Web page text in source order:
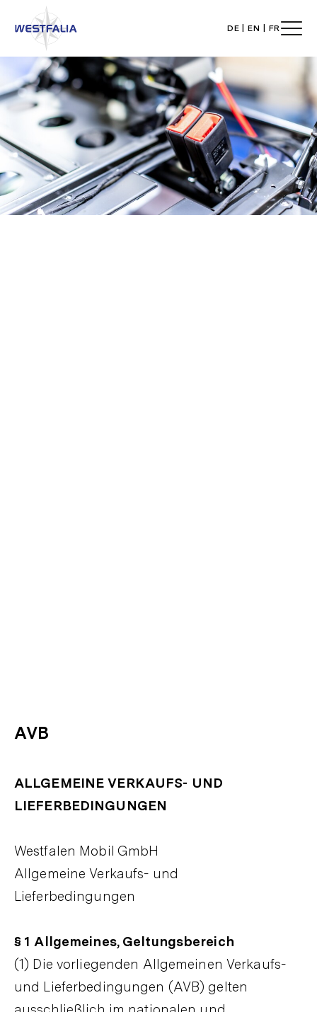
DE |EN |FR
AVB
ALLGEMEINE VERKAUFS- UND
LIEFERBEDINGUNGEN
Westfalen Mobil GmbH
Allgemeine Verkaufs- und
Lieferbedingungen
§ 1 Allgemeines, Geltungsbereich
(1) Die vorliegenden Allgemeinen Verkaufs-
und Lieferbedingungen (AVB) gelten